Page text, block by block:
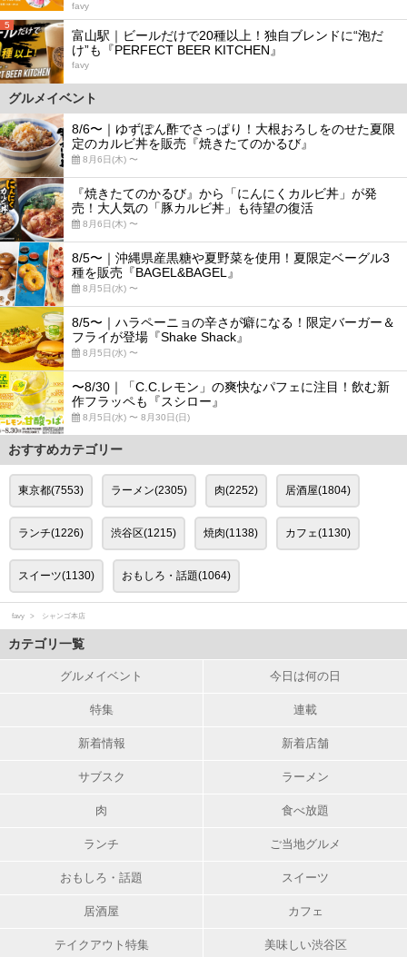
favy
5
富山駅｜ビールだけで20種以上！独自ブレンドに“泡だ
け”も『PERFECT BEER KITCHEN』
favy
グルメイベント
8/6〜｜ゆずぽん酢でさっぱり！大根おろしをのせた夏限
定のカルビ丼を販売『焼きたてのかるび』
8月6日(木) 〜
『焼きたてのかるび』から「にんにくカルビ丼」が発
売！大人気の「豚カルビ丼」も待望の復活
8月6日(木) 〜
8/5〜｜沖縄県産黒糖や夏野菜を使用！夏限定ベーグル3
種を販売『BAGEL&BAGEL』
8月5日(水) 〜
8/5〜｜ハラペーニョの辛さが癖になる！限定バーガー＆
フライが登場『Shake Shack』
8月5日(水) 〜
〜8/30｜「C.C.レモン」の爽快なパフェに注目！飲む新
作フラッペも『スシロー』
8月5日(水) 〜 8月30日(日)
おすすめカテゴリー
東京都(7553) ラーメン(2305) 肉(2252) 居酒屋(1804)
ランチ(1226) 渋谷区(1215) 焼肉(1138) カフェ(1130)
スイーツ(1130) おもしろ・話題(1064)
favy シャンゴ本店
カテゴリ一覧
グルメイベント 今日は何の日
特集 連載
新着情報 新着店舗
サブスク ラーメン
肉 食べ放題
ランチ ご当地グルメ
おもしろ・話題 スイーツ
居酒屋 カフェ
テイクアウト特集 美味しい渋谷区